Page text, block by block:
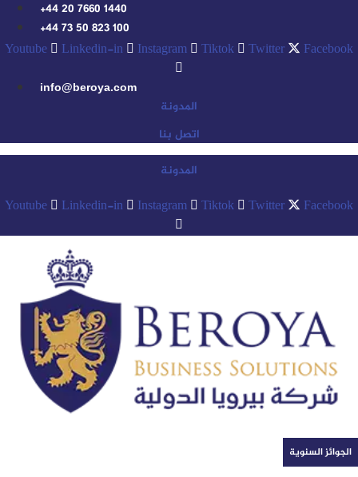
content
+44 20 7660 1440
+44 73 50 823 100
Youtube Linkedin-in Instagram Tiktok Twitter Facebook
info@beroya.com
المدونة
اتصل بنا
المدونة
Youtube Linkedin-in Instagram Tiktok Twitter Facebook
الجوائز السنوية